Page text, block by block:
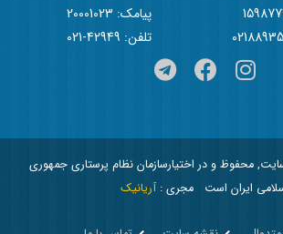
پیامک: 20001023
تلفن: 42949-021
محفوظ و در اختیارسازمان نظام پرستاری جمهوری
ایران است
مجری :آریانیک